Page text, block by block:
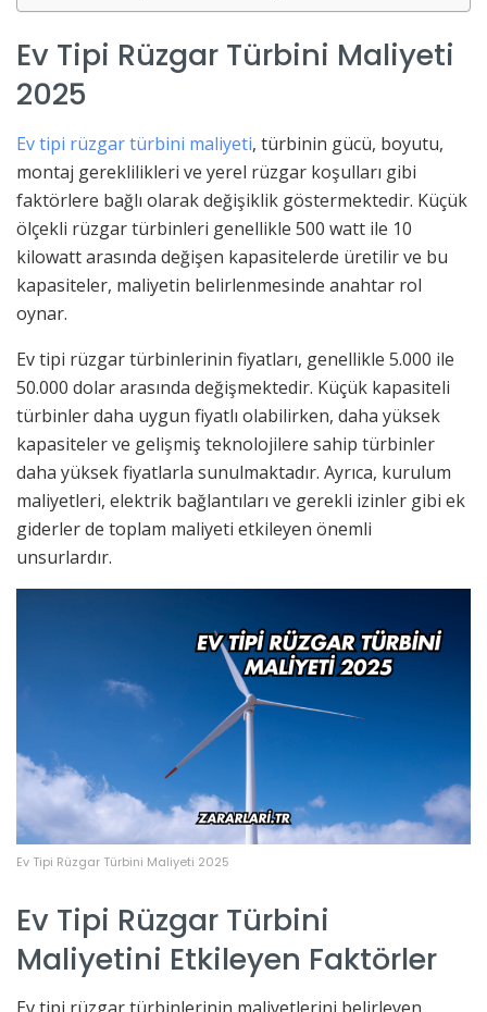
Ev Tipi Rüzgar Türbini Maliyeti
2025
Ev tipi rüzgar türbini maliyeti, türbinin gücü, boyutu,
montaj gereklilikleri ve yerel rüzgar koşulları gibi
faktörlere bağlı olarak değişiklik göstermektedir. Küçük
ölçekli rüzgar türbinleri genellikle 500 watt ile 10
kilowatt arasında değişen kapasitelerde üretilir ve bu
kapasiteler, maliyetin belirlenmesinde anahtar rol
oynar.
Ev tipi rüzgar türbinlerinin fiyatları, genellikle 5.000 ile
50.000 dolar arasında değişmektedir. Küçük kapasiteli
türbinler daha uygun fiyatlı olabilirken, daha yüksek
kapasiteler ve gelişmiş teknolojilere sahip türbinler
daha yüksek fiyatlarla sunulmaktadır. Ayrıca, kurulum
maliyetleri, elektrik bağlantıları ve gerekli izinler gibi ek
giderler de toplam maliyeti etkileyen önemli
unsurlardır.
Ev Tipi Rüzgar Türbini Maliyeti 2025
Ev Tipi Rüzgar Türbini
Maliyetini Etkileyen Faktörler